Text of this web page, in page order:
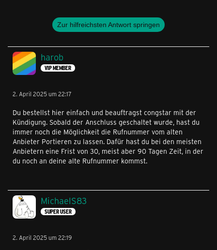
Zur hilfreichsten Antwort springen
harob
VIP MEMBER
2. April 2025 um 22:17
Du bestellst hier einfach und beauftragst congstar mit der
Kündigung. Sobald der Anschluss geschaltet wurde, hast du
immer noch die Möglichkeit die Rufnummer vom alten
Anbieter Portieren zu lassen. Dafür hast du bei den meisten
Anbietern eine Frist von 30, meist aber 90 Tagen Zeit, in der
du noch an deine alte Rufnummer kommst.
MichaelS83
SUPER USER
2. April 2025 um 22:19